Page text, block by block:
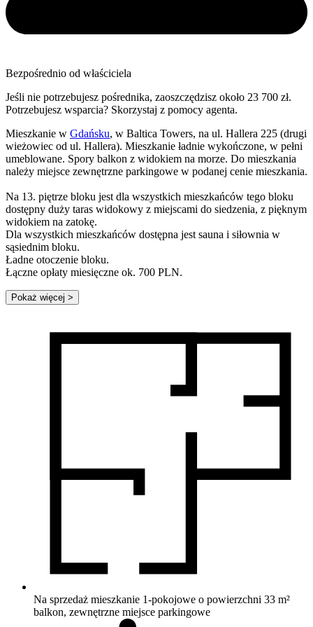
Bezpośrednio od właściciela
Jeśli nie potrzebujesz pośrednika, zaoszczędzisz około 23 700 zł.
Potrzebujesz wsparcia? Skorzystaj z pomocy agenta.
Mieszkanie w Gdańsku, w Baltica Towers, na ul. Hallera 225 (drugi
wieżowiec od ul. Hallera). Mieszkanie ładnie wykończone, w pełni
umeblowane. Spory balkon z widokiem na morze. Do mieszkania
należy miejsce zewnętrzne parkingowe w podanej cenie mieszkania.
Na 13. piętrze bloku jest dla wszystkich mieszkańców tego bloku
dostępny duży taras widokowy z miejscami do siedzenia, z pięknym
widokiem na zatokę.
Dla wszystkich mieszkańców dostępna jest sauna i siłownia w
sąsiednim bloku.
Ładne otoczenie bloku.
Łączne opłaty miesięczne ok. 700 PLN.
Pokaż więcej >
Na sprzedaż mieszkanie 1-pokojowe o powierzchni 33 m²
balkon, zewnętrzne miejsce parkingowe